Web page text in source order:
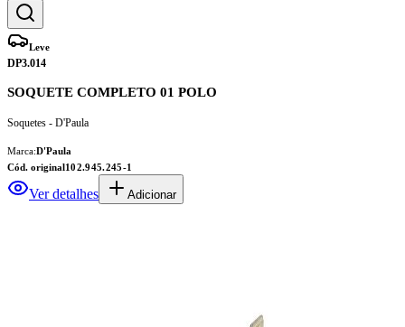
Leve
DP3.014
SOQUETE COMPLETO 01 POLO
Soquetes - D'Paula
Marca:D'Paula
Cód. original102.945.245-1
Ver detalhes Adicionar